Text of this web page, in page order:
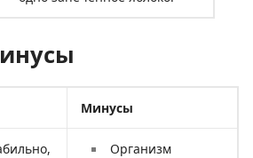
Минусы
Организм